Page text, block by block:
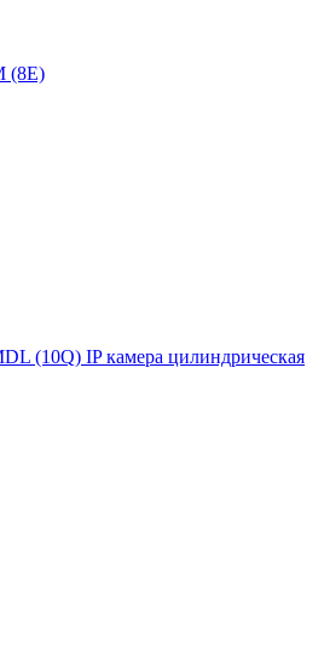
(8E)
(10Q) IP камера цилиндрическая